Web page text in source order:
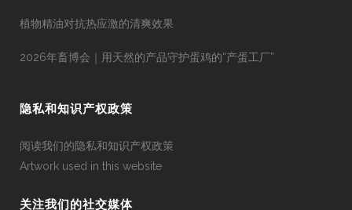
植物精油对抗热应激的清爽效果
2026年畜博会｜用天然的产品守护蛋鸡的“产蛋工厂”
隐私和知识产权政策
阅读我们的隐私和知识产权政策
Artwork used in this website
关注我们的社交媒体